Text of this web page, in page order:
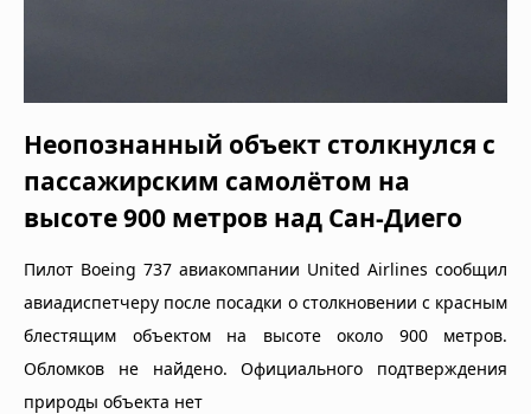
Неопознанный объект столкнулся с
пассажирским самолётом на
высоте 900 метров над Сан-Диего
Пилот Boeing 737 авиакомпании United Airlines сообщил
авиадиспетчеру после посадки о столкновении с красным
блестящим объектом на высоте около 900 метров.
Обломков не найдено. Официального подтверждения
природы объекта нет